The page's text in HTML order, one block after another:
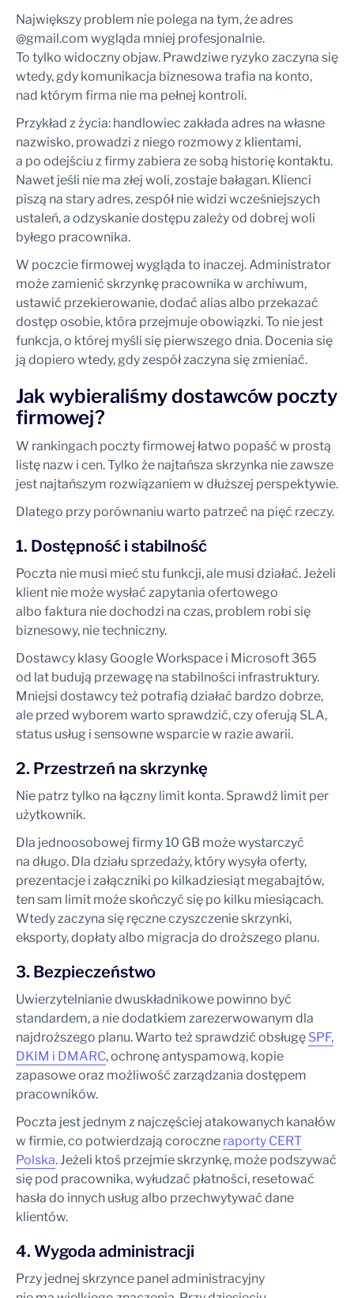
Największy problem nie polega na tym, że adres
@gmail.com wygląda mniej profesjonalnie.
To tylko widoczny objaw. Prawdziwe ryzyko zaczyna się
wtedy, gdy komunikacja biznesowa trafia na konto,
nad którym firma nie ma pełnej kontroli.
Przykład z życia: handlowiec zakłada adres na własne
nazwisko, prowadzi z niego rozmowy z klientami,
a po odejściu z firmy zabiera ze sobą historię kontaktu.
Nawet jeśli nie ma złej woli, zostaje bałagan. Klienci
piszą na stary adres, zespół nie widzi wcześniejszych
ustaleń, a odzyskanie dostępu zależy od dobrej woli
byłego pracownika.
W poczcie firmowej wygląda to inaczej. Administrator
może zamienić skrzynkę pracownika w archiwum,
ustawić przekierowanie, dodać alias albo przekazać
dostęp osobie, która przejmuje obowiązki. To nie jest
funkcja, o której myśli się pierwszego dnia. Docenia się
ją dopiero wtedy, gdy zespół zaczyna się zmieniać.
Jak wybieraliśmy dostawców poczty
firmowej?
W rankingach poczty firmowej łatwo popaść w prostą
listę nazw i cen. Tylko że najtańsza skrzynka nie zawsze
jest najtańszym rozwiązaniem w dłuższej perspektywie.
Dlatego przy porównaniu warto patrzeć na pięć rzeczy.
1. Dostępność i stabilność
Poczta nie musi mieć stu funkcji, ale musi działać. Jeżeli
klient nie może wysłać zapytania ofertowego
albo faktura nie dochodzi na czas, problem robi się
biznesowy, nie techniczny.
Dostawcy klasy Google Workspace i Microsoft 365
od lat budują przewagę na stabilności infrastruktury.
Mniejsi dostawcy też potrafią działać bardzo dobrze,
ale przed wyborem warto sprawdzić, czy oferują SLA,
status usług i sensowne wsparcie w razie awarii.
2. Przestrzeń na skrzynkę
Nie patrz tylko na łączny limit konta. Sprawdź limit per
użytkownik.
Dla jednoosobowej firmy 10 GB może wystarczyć
na długo. Dla działu sprzedaży, który wysyła oferty,
prezentacje i załączniki po kilkadziesiąt megabajtów,
ten sam limit może skończyć się po kilku miesiącach.
Wtedy zaczyna się ręczne czyszczenie skrzynki,
eksporty, dopłaty albo migracja do droższego planu.
3. Bezpieczeństwo
Uwierzytelnianie dwuskładnikowe powinno być
standardem, a nie dodatkiem zarezerwowanym dla
najdroższego planu. Warto też sprawdzić obsługę SPF,
DKIM i DMARC, ochronę antyspamową, kopie
zapasowe oraz możliwość zarządzania dostępem
pracowników.
Poczta jest jednym z najczęściej atakowanych kanałów
w firmie, co potwierdzają coroczne raporty CERT
Polska. Jeżeli ktoś przejmie skrzynkę, może podszywać
się pod pracownika, wyłudzać płatności, resetować
hasła do innych usług albo przechwytywać dane
klientów.
4. Wygoda administracji
Przy jednej skrzynce panel administracyjny